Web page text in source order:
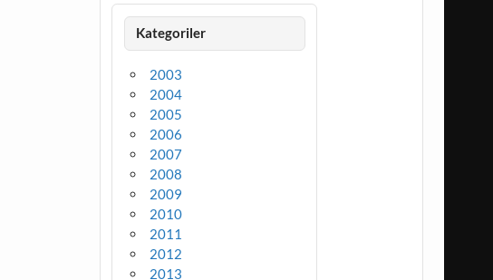
Kategoriler
2003
2004
2005
2006
2007
2008
2009
2010
2011
2012
2013